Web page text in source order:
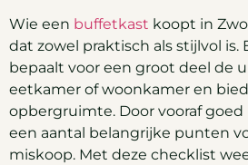
Wie een buffetkast koopt in
dat zowel praktisch als stijlvol is.
bepaalt voor een groot deel de
eetkamer of woonkamer en
opbergruimte. Door vooraf
een aantal belangrijke punten
miskoop. Met deze checklist